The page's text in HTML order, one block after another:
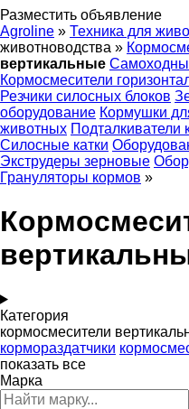
Разместить объявление
Agroline » Техника для
животноводства »
вертикальные
Кормосмесители
Резчики силосных блоков
оборудование Кормушки
животных Подталкиватели
Силосные катки
Экструдеры зерновые
Грануляторы кормов »
Категория
кормосмесители
кормораздатчики
показать все
Марка